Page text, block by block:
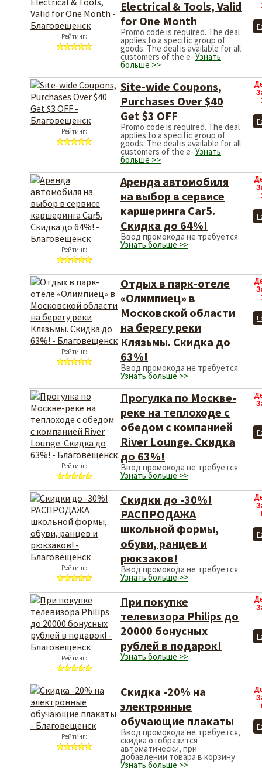
Рейтинг:
Electrical & Tools, Valid
for One Month
Promo code is required. The deal
applies to a specific group of
goods. The deal is available for all
customers of the e- Узнать
больше >>
Рейтинг:
Site-wide Coupons,
Purchases Over $40
Get $3 OFF
Promo code is required. The deal
applies to a specific group of
goods. The deal is available for all
customers of the e- Узнать
больше >>
Рейтинг:
Аренда автомобиля
на выбор в сервисе
каршеринга Car5.
Скидка до 64%!
Ввод промокода не требуется.
Узнать больше >>
Рейтинг:
Отдых в парк-отеле
«Олимпиец» в
Московской области
на берегу реки
Клязьмы. Скидка до
63%!
Ввод промокода не требуется.
Узнать больше >>
Рейтинг:
Прогулка по Москве-
реке на теплоходе с
обедом c компанией
River Lounge. Скидка
до 63%!
Ввод промокода не требуется.
Узнать больше >>
Рейтинг:
Скидки до -30%!
РАСПРОДАЖА
школьной формы,
обуви, ранцев и
рюкзаков!
Ввод промокода не требуется
Узнать больше >>
Рейтинг:
При покупке
телевизора Philips до
20000 бонусных
рублей в подарок!
Узнать больше >>
Рейтинг:
Скидка -20% на
электронные
обучающие плакаты
Ввод промокода не требуется,
скидка отобразится
автоматически, при
добавлении товара в корзину
Узнать больше >>